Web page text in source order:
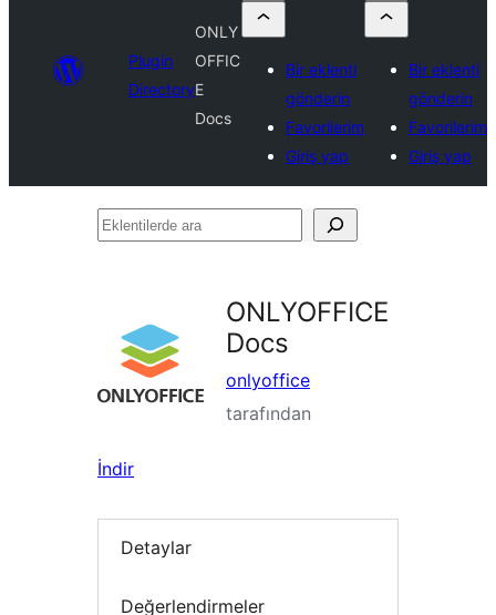
Plugin
Directory
ONLY
OFFIC
E
Docs
Bir eklenti
gönderin
Favorilerim
Giriş yap
Bir eklenti
gönderin
Favorilerim
Giriş yap
Eklentilerde
ONLYOFFICE
Docs
onlyoffice
tarafından
İndir
Detaylar
Değerlendirmeler